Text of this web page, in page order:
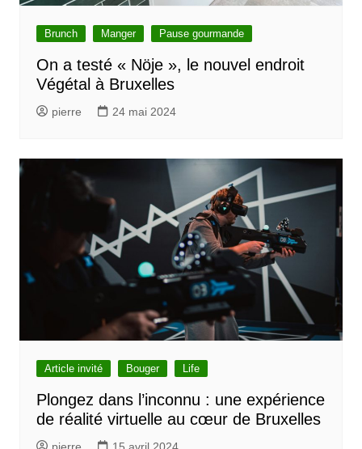
Brunch Manger Pause gourmande
On a testé « Nöje », le nouvel endroit
Végétal à Bruxelles
pierre 24 mai 2024
Article invité Bouger Life
Plongez dans l’inconnu : une expérience
de réalité virtuelle au cœur de Bruxelles